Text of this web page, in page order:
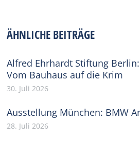
ÄHNLICHE BEITRÄGE
Alfred Ehrhardt Stiftung
Vom Bauhaus auf die Krim
30. Juli 2026
Ausstellung München: BMW
28. Juli 2026